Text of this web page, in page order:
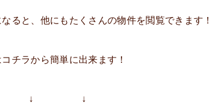
ると、他にもたくさんの物件を閲覧できます！
チラから簡単に出来ます！
↓ ↓